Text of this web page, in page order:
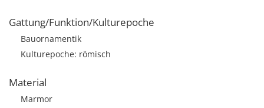
Gattung/Funktion/Kulturepoche
Bauornamentik
Kulturepoche: römisch
Material
Marmor